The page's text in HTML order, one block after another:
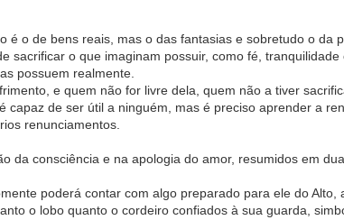
é o de bens reais, mas o das fantasias e sobretudo o da
sacrificar o que imaginam possuir, como fé,
possuem realmente.
e quem não for livre dela, quem não a tiver
capaz de ser útil a ninguém, mas é preciso aprender a
renunciamentos.
da consciência e na apologia do amor, resumidos em
poderá contar com algo preparado para ele do Alto,
o lobo quanto o cordeiro confiados à sua guarda,